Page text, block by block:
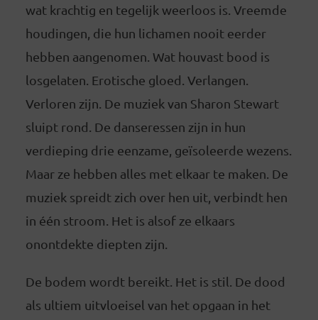
wat krachtig en tegelijk weerloos is. Vreemde
houdingen, die hun lichamen nooit eerder
hebben aangenomen. Wat houvast bood is
losgelaten. Erotische gloed. Verlangen.
Verloren zijn. De muziek van Sharon Stewart
sluipt rond. De danseressen zijn in hun
verdieping drie eenzame, geïsoleerde wezens.
Maar ze hebben alles met elkaar te maken. De
muziek spreidt zich over hen uit, verbindt hen
in één stroom. Het is alsof ze elkaars
onontdekte diepten zijn.
De bodem wordt bereikt. Het is stil. De dood
als ultiem uitvloeisel van het opgaan in het